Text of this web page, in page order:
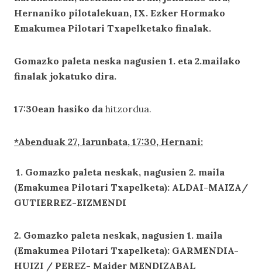
Hernaniko pilotalekuan, IX. Ezker Hormako
Emakumea Pilotari Txapelketako finalak.
Gomazko paleta neska nagusien 1. eta 2.mailako
finalak jokatuko dira.
17:30ean hasiko da hitzordua.
*Abenduak 27, larunbata, 17:30, Hernani:
1. Gomazko paleta neskak, nagusien 2. maila
(Emakumea Pilotari Txapelketa): ALDAI-MAIZA/
GUTIERREZ-EIZMENDI
2. Gomazko paleta neskak, nagusien 1. maila
(Emakumea Pilotari Txapelketa): GARMENDIA-
HUIZI / PEREZ- Maider MENDIZABAL